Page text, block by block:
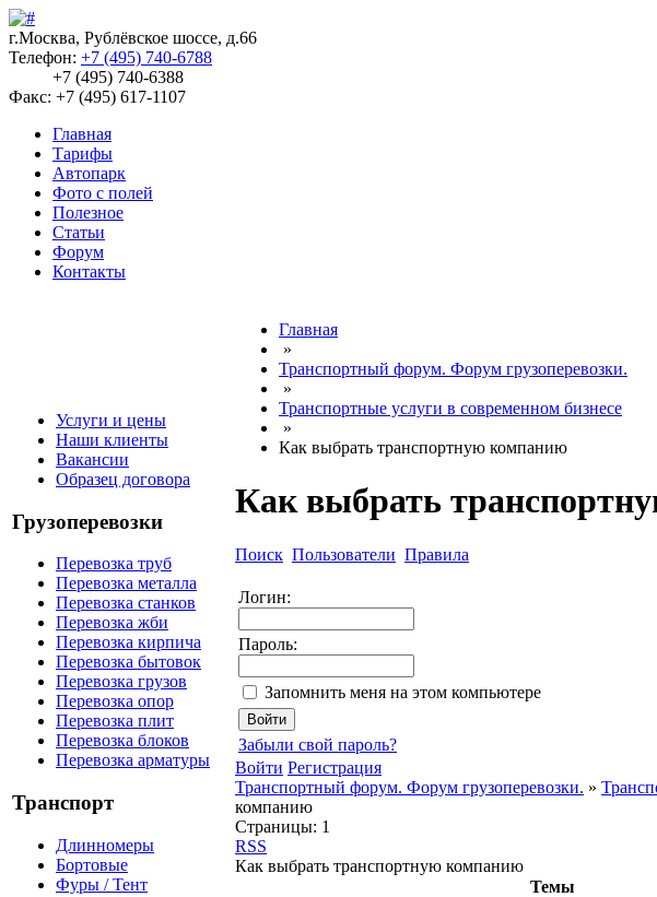
г.Москва, Рублёвское шоссе, д.66
Телефон: +7 (495) 740-6788
+7 (495) 740-6388
Факс: +7 (495) 617-1107
Главная
Тарифы
Автопарк
Фото с полей
Полезное
Статьи
Форум
Контакты
Услуги и цены
Наши клиенты
Вакансии
Образец договора
Грузоперевозки
Перевозка труб
Перевозка металла
Перевозка станков
Перевозка жби
Перевозка кирпича
Перевозка бытовок
Перевозка грузов
Перевозка опор
Перевозка плит
Перевозка блоков
Перевозка арматуры
Транспорт
Длинномеры
Бортовые
Фуры / Тент
Главная
»
Транспортный форум. Форум грузоперевозки.
»
Транспортные услуги в современном бизнесе
»
Как выбрать транспортную компанию
Как выбрать
Поиск Пользователи Правила
Логин:
Пароль:
Запомнить меня на этом компьютере
Забыли свой пароль?
Войти Регистрация
Транспортный форум. Форум грузоперевозки. »
компанию
Страницы: 1
RSS
Как выбрать транспортную компанию
Темы